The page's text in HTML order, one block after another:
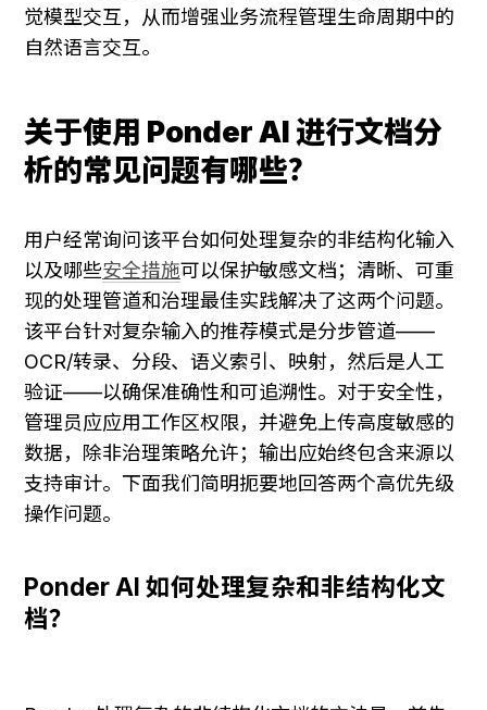
觉模型交互，从而增强业务流程管理生命周期中的
自然语言交互。
关于使用 Ponder AI 进行文档分
析的常见问题有哪些？
用户经常询问该平台如何处理复杂的非结构化输入
以及哪些安全措施可以保护敏感文档；清晰、可重
现的处理管道和治理最佳实践解决了这两个问题。
该平台针对复杂输入的推荐模式是分步管道——
OCR/转录、分段、语义索引、映射，然后是人工
验证——以确保准确性和可追溯性。对于安全性，
管理员应应用工作区权限，并避免上传高度敏感的
数据，除非治理策略允许；输出应始终包含来源以
支持审计。下面我们简明扼要地回答两个高优先级
操作问题。
Ponder AI 如何处理复杂和非结构化文
档？